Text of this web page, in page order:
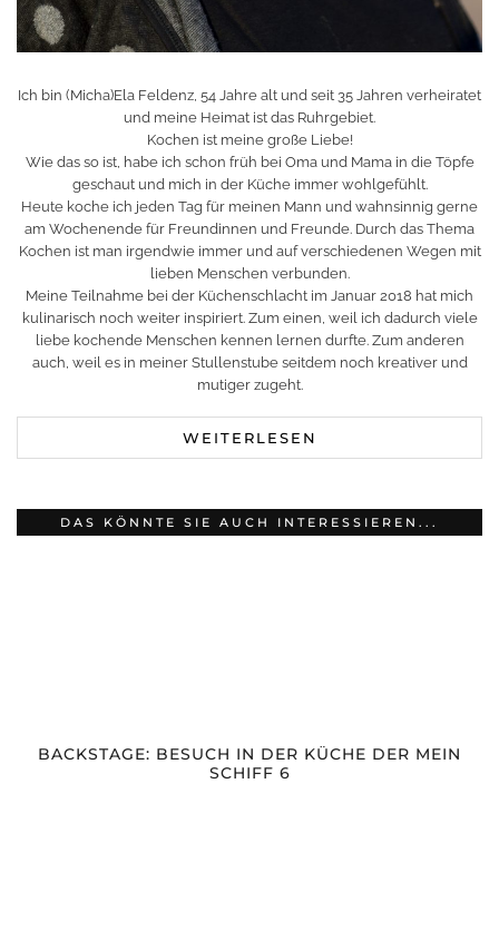
Ich bin (Micha)Ela Feldenz, 54 Jahre alt und seit 35 Jahren verheiratet
und meine Heimat ist das Ruhrgebiet.
Kochen ist meine große Liebe!
Wie das so ist, habe ich schon früh bei Oma und Mama in die Töpfe
geschaut und mich in der Küche immer wohlgefühlt.
Heute koche ich jeden Tag für meinen Mann und wahnsinnig gerne
am Wochenende für Freundinnen und Freunde. Durch das Thema
Kochen ist man irgendwie immer und auf verschiedenen Wegen mit
lieben Menschen verbunden.
Meine Teilnahme bei der Küchenschlacht im Januar 2018 hat mich
kulinarisch noch weiter inspiriert. Zum einen, weil ich dadurch viele
liebe kochende Menschen kennen lernen durfte. Zum anderen
auch, weil es in meiner Stullenstube seitdem noch kreativer und
mutiger zugeht.
WEITERLESEN
DAS KÖNNTE SIE AUCH INTERESSIEREN...
BACKSTAGE: BESUCH IN DER KÜCHE DER MEIN
SCHIFF 6